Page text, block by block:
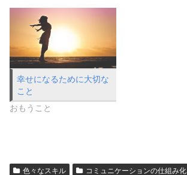
幸せになるために大切な
こと
おもうこと
色々なスキル
コミュニケーションの仕組み化